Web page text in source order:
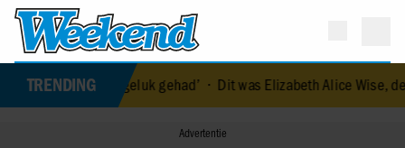
TRENDING
geluk gehad’ •Dit was Elizabeth Alice Wise, de royal die